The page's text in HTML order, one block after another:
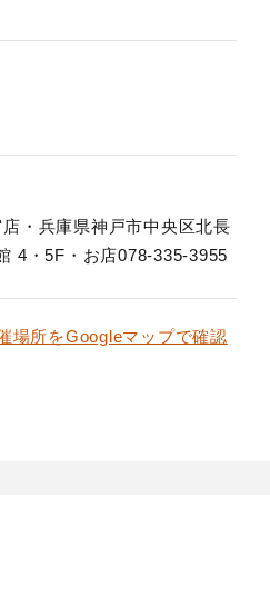
・兵庫県神戸市中央区北長
4・5F・お店078-335-3955
場所をGoogleマップで確認